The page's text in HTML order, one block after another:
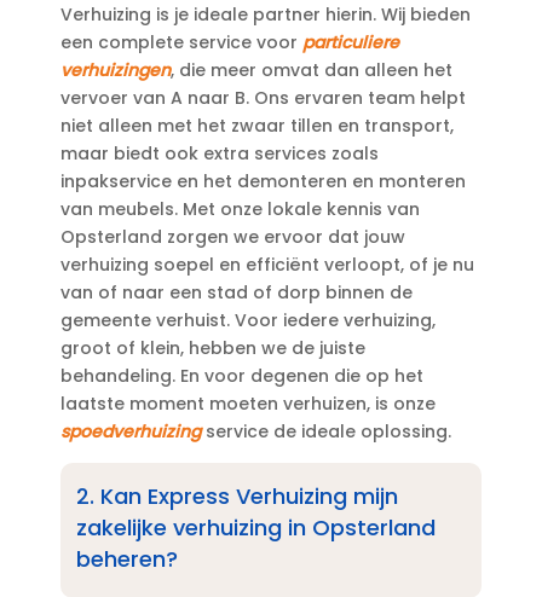
Verhuizing is je ideale partner hierin.​ Wij bieden
een complete service voor particuliere
verhuizingen, die meer omvat dan alleen het
vervoer van A naar B.​ Ons ervaren team helpt
niet alleen met het zwaar tillen en transport,
maar biedt ook extra services zoals
inpakservice en het demonteren en monteren
van meubels.​ Met onze lokale kennis van
Opsterland zorgen we ervoor dat jouw
verhuizing soepel en efficiënt verloopt, of je nu
van of naar een stad of dorp binnen de
gemeente verhuist.​ Voor iedere verhuizing,
groot of klein, hebben we de juiste
behandeling.​ En voor degenen die op het
laatste moment moeten verhuizen, is onze
spoedverhuizingservice de ideale oplossing.​
2.​ Kan Express Verhuizing mijn
zakelijke verhuizing in Opsterland
beheren?